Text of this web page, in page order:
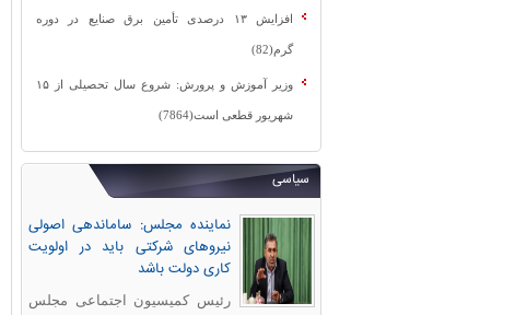
افزایش ۱۳ درصدی تأمین برق صنایع در دوره
گرم(82)
وزیر آموزش و پرورش: شروع سال تحصیلی از ۱۵
شهریور قطعی است(7864)
سیاسی
نماینده مجلس: ساماندهی اصولی
نیروهای شرکتی باید در اولویت
کاری دولت باشد
رئیس کمیسیون اجتماعی مجلس